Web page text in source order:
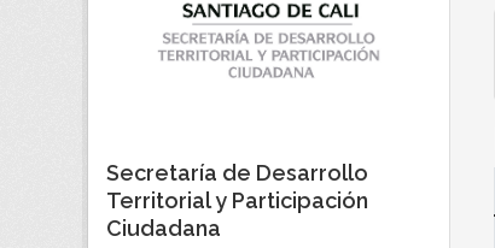
Secretaría de Desarrollo
Territorial y Participación
Ciudadana